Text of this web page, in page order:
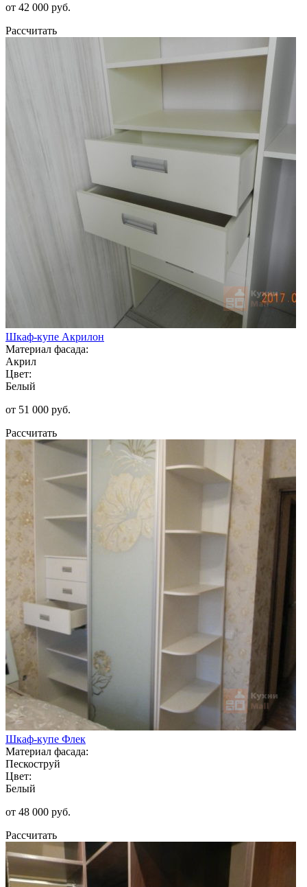
от 42 000 руб.
Рассчитать
Шкаф-купе Акрилон
Материал фасада:
Акрил
Цвет:
Белый
от 51 000 руб.
Рассчитать
Шкаф-купе Флек
Материал фасада:
Пескоструй
Цвет:
Белый
от 48 000 руб.
Рассчитать